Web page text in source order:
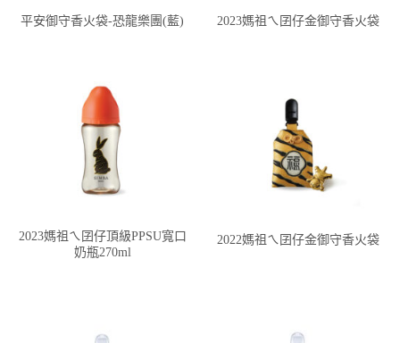
平安御守香火袋-恐龍樂團(藍) 2023媽祖ㄟ囝仔金御守香火袋
2023媽祖ㄟ囝仔頂級PPSU寬口
奶瓶270ml
2022媽祖ㄟ囝仔金御守香火袋